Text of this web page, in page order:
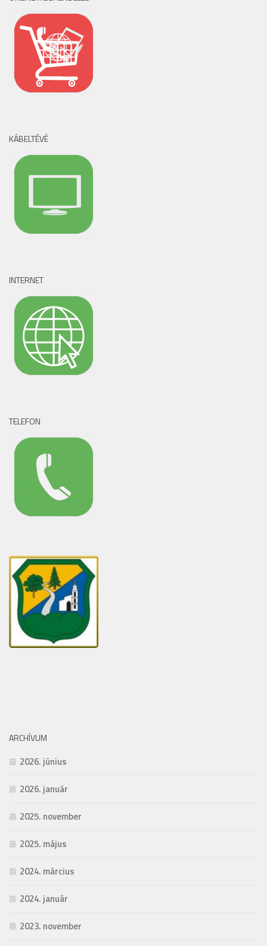
KÁBELTÉVÉ
INTERNET
TELEFON
ARCHÍVUM
2026. június
2026. január
2025. november
2025. május
2024. március
2024. január
2023. november